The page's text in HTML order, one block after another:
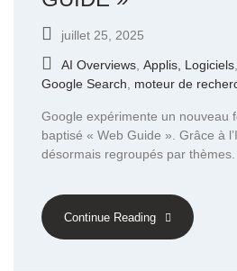
juillet 25, 2025
AI Overviews, Applis, Logiciels,
Google Search, moteur de
Google expérimente un nouveau
baptisé « Web Guide ». Grâce à
désormais regroupés par thèmes.
Continue Reading